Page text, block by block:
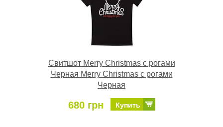
Свитшот Merry Christmas с рогами
Черная Merry Christmas с рогами
Черная
680 грн Купить